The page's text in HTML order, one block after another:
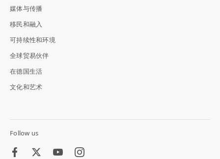
媒体与传播
移民和融入
可持续性和环境
全球贸易伙伴
在德国生活
文化和艺术
Follow us
FacebookTwitter Youtube